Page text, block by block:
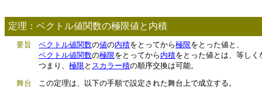
定理：ベクトル値関数の極限値と内積
要旨 ベクトル値関数の値の内積をとってから極限をとった値と、
ベクトル値関数の極限をとってから 内積をとった値とは、等しく
つまり、 極限 と スカラー積の順序交換は可能。
舞台
この定理は、以下の手順で設定された舞台上で成立する。